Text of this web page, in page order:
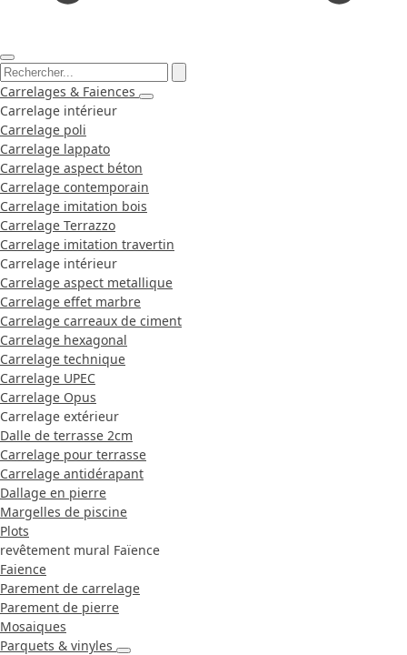
Carrelages & Faiences
Carrelage intérieur
Carrelage poli
Carrelage lappato
Carrelage aspect béton
Carrelage contemporain
Carrelage imitation bois
Carrelage Terrazzo
Carrelage imitation travertin
Carrelage intérieur
Carrelage aspect metallique
Carrelage effet marbre
Carrelage carreaux de ciment
Carrelage hexagonal
Carrelage technique
Carrelage UPEC
Carrelage Opus
Carrelage extérieur
Dalle de terrasse 2cm
Carrelage pour terrasse
Carrelage antidérapant
Dallage en pierre
Margelles de piscine
Plots
revêtement mural Faïence
Faience
Parement de carrelage
Parement de pierre
Mosaiques
Parquets & vinyles